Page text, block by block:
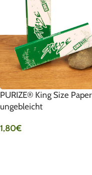
PURIZE® King Size Paper
ungebleicht
1,80€